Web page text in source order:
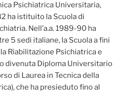
Psichiatrica Universitaria,
ha istituito la Scuola di
Nell’a.a. 1989-90 ha
5 sedi italiane, la Scuola a fini
Riabilitazione Psichiatrica e
divenuta Diploma Universitario
di Laurea in Tecnica della
che ha presieduto fino al